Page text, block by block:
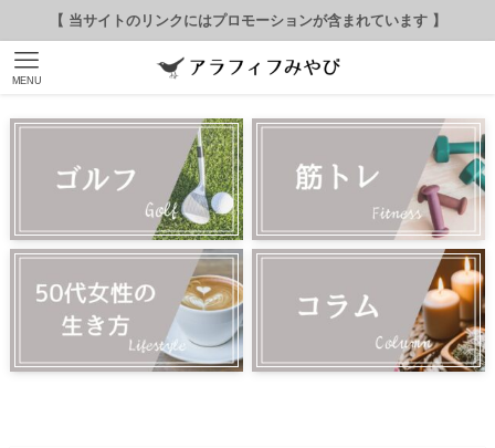
【 当サイトのリンクにはプロモーションが含まれています 】
MENU